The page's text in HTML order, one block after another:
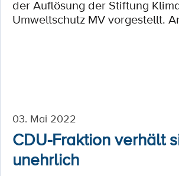
der Auflösung der Stiftung
Umweltschutz MV vorgestellt.
03. Mai 2022
CDU-Fraktion verhält
unehrlich